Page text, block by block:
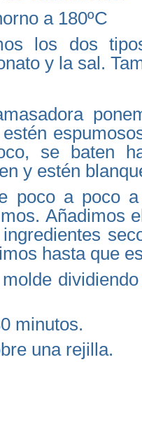
a 180ºC
los dos
y la sal.
se baten
y estén
poco a poco
Añadimos
hasta que
minutos.
una rejilla.